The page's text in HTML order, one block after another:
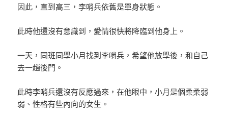
因此，直到高三，李哨兵依舊是單身狀態。
此時他還沒有意識到，愛情很快將降臨到他身上。
一天，同班同學小月找到李哨兵，希望他放學後，和自己
去一趟後門。
此時李哨兵還沒有反應過來，在他眼中，小月是個柔柔弱
弱、性格有些內向的女生。